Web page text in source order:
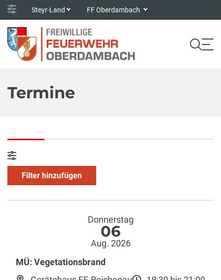
Steyr-Land FF Oberdambach
Termine
Filter hinzufügen
Donnerstag
06
Aug. 2026
MÜ: Vegetationsbrand